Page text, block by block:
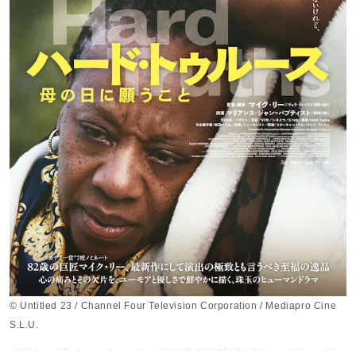
© Untitled 23 / Channel Four Television Corporation / Mediapro Cine
S.L.U.